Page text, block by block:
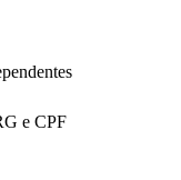
e CPF